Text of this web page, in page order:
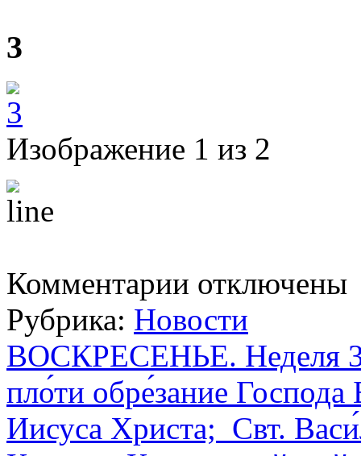
3
Изображение 1 из 2
Комментарии записи
праздник
Обрезание
Господне
Воскресной
школе
храма
учащимися
регентского
отделения
отключены
Рубрика: Новости
ВОСКРЕСЕНЬЕ. Неделя
пло́ти обре́зание
Иисуса Христа; Свт.